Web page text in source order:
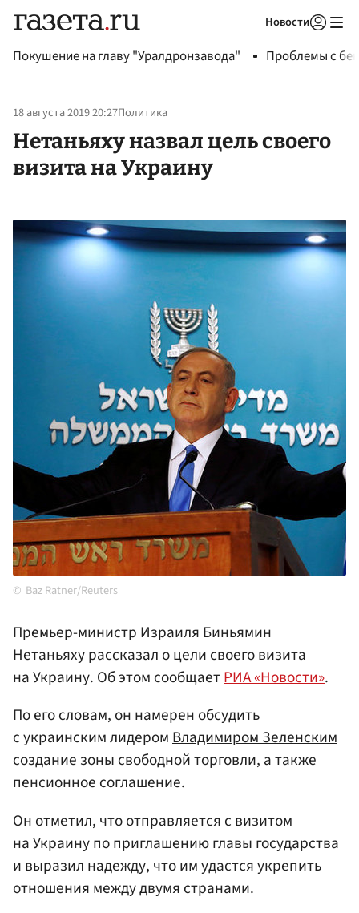
Новости
Покушение на главу "Уралдронзавода" Проблемы с
18 августа 2019 20:27Политика
Нетаньяху назвал цель своего
визита на Украину
Baz Ratner/Reuters
Премьер-министр Израиля Биньямин
Нетаньяхурассказал о цели своего визита
на Украину. Об этом сообщаетРИА «Новости».
По его словам, он намерен обсудить
с украинским лидеромВладимиром Зеленским
создание зоны свободной торговли, а также
пенсионное соглашение.
Он отметил, что отправляется с визитом
на Украину по приглашению главы государства
и выразил надежду, что им удастся укрепить
отношения между двумя странами.